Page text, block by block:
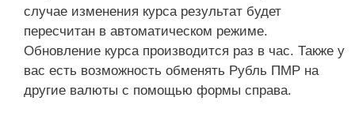
случае изменения курса результат будет
пересчитан в автоматическом режиме.
Обновление курса производится раз в час. Также у
вас есть возможность обменять Рубль ПМР на
другие валюты с помощью формы справа.